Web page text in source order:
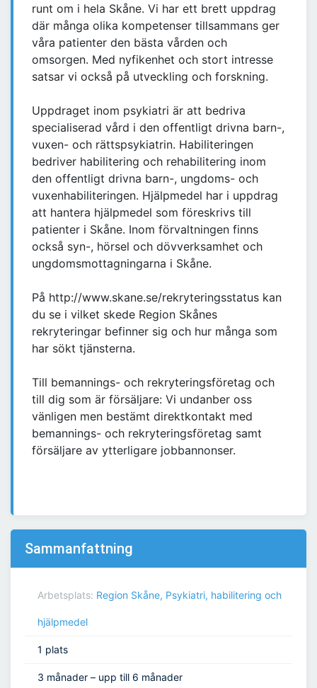
runt om i hela Skåne. Vi har ett brett uppdrag
där många olika kompetenser tillsammans ger
våra patienter den bästa vården och
omsorgen. Med nyfikenhet och stort intresse
satsar vi också på utveckling och forskning.
Uppdraget inom psykiatri är att bedriva
specialiserad vård i den offentligt drivna barn-,
vuxen- och rättspsykiatrin. Habiliteringen
bedriver habilitering och rehabilitering inom
den offentligt drivna barn-, ungdoms- och
vuxenhabiliteringen. Hjälpmedel har i uppdrag
att hantera hjälpmedel som föreskrivs till
patienter i Skåne. Inom förvaltningen finns
också syn-, hörsel och dövverksamhet och
ungdomsmottagningarna i Skåne.
På http://www.skane.se/rekryteringsstatus kan
du se i vilket skede Region Skånes
rekryteringar befinner sig och hur många som
har sökt tjänsterna.
Till bemannings- och rekryteringsföretag och
till dig som är försäljare: Vi undanber oss
vänligen men bestämt direktkontakt med
bemannings- och rekryteringsföretag samt
försäljare av ytterligare jobbannonser.
Sammanfattning
Arbetsplats: Region Skåne, Psykiatri, habilitering och
hjälpmedel
1 plats
3 månader – upp till 6 månader